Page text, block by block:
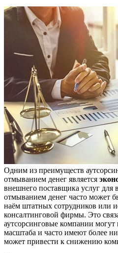
Одним из преимуществ
отмыванием денег является
внешнего поставщика услуг для
отмыванием денег часто может
наём штатных сотрудников или
консалтинговой фирмы. Это
аутсорсинговые компании могут
масштаба и часто имеют более
может привести к снижению